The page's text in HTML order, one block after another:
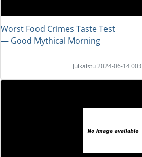
Worst Food Crimes Taste Test
― Good Mythical Morning
Julkaistu 2024-06-14